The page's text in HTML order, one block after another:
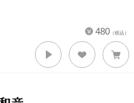
480 （税込）